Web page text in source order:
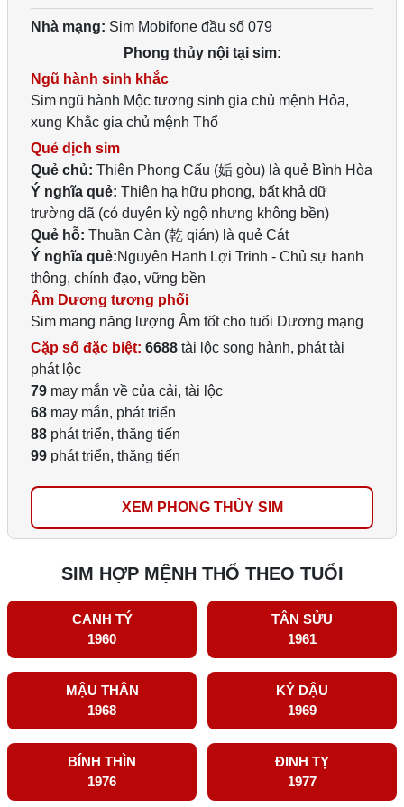
Nhà mạng: Sim Mobifone đầu số 079
Phong thủy nội tại sim:
Ngũ hành sinh khắc
Sim ngũ hành Mộc tương sinh gia chủ mệnh Hỏa,
xung Khắc gia chủ mệnh Thổ
Quẻ dịch sim
Quẻ chủ: Thiên Phong Cấu (姤 gòu) là quẻ Bình Hòa
Ý nghĩa quẻ: Thiên hạ hữu phong, bất khả dữ
trường dã (có duyên kỳ ngộ nhưng không bền)
Quẻ hỗ: Thuần Càn (乾 qián) là quẻ Cát
Ý nghĩa quẻ:Nguyên Hanh Lợi Trinh - Chủ sự hanh
thông, chính đạo, vững bền
Âm Dương tương phối
Sim mang năng lượng Âm tốt cho tuổi Dương mạng
Cặp số đặc biệt: 6688 tài lộc song hành, phát tài
phát lộc
79 may mắn về của cải, tài lộc
68 may mắn, phát triển
88 phát triển, thăng tiến
99 phát triển, thăng tiến
XEM PHONG THỦY SIM
SIM HỢP MỆNH THỔ THEO TUỔI
CANH TÝ
1960
TÂN SỬU
1961
MẬU THÂN
1968
KỶ DẬU
1969
BÍNH THÌN
1976
ĐINH TỴ
1977